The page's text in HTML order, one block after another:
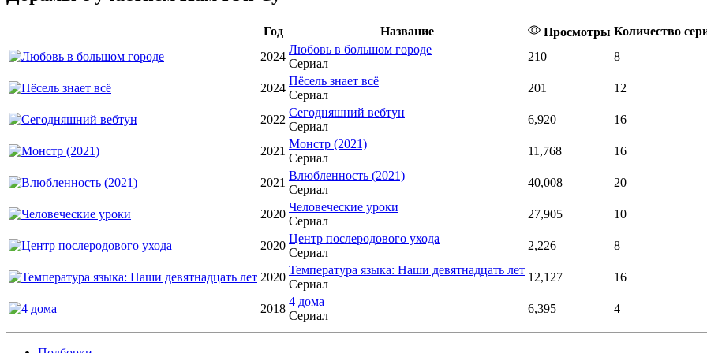
Год Название Просмотры Количество
2024
Любовь в большом городе
Сериал
210 8
2024
Пёсель знает всё
Сериал
201 12
2022
Сегодняшний вебтун
Сериал
6,920 16
2021
Монстр (2021)
Сериал
11,768 16
2021
Влюбленность (2021)
Сериал
40,008 20
2020
Человеческие уроки
Сериал
27,905 10
2020
Центр послеродового ухода
Сериал
2,226 8
2020
Температура языка: Наши девятнадцать лет
Сериал
12,127 16
2018
4 дома
Сериал
6,395 4